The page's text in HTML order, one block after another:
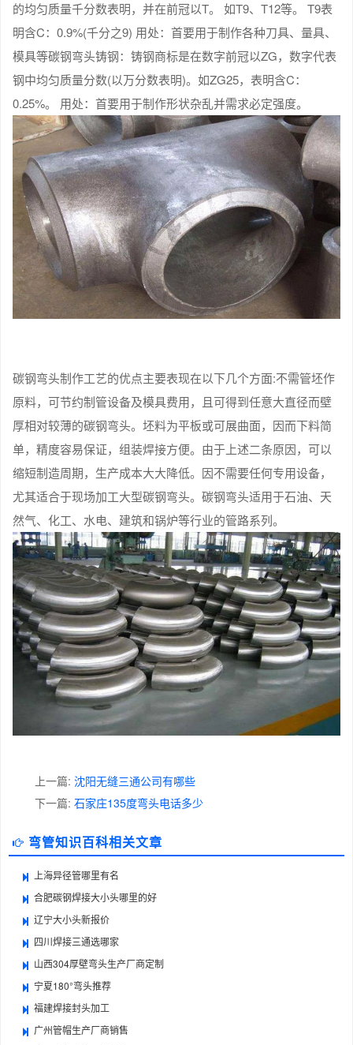
的均匀质量千分数表明，并在前冠以T。 如T9、T12等。 T9表
明含C：0.9%(千分之9) 用处：首要用于制作各种刀具、量具、
模具等碳钢弯头铸钢：铸钢商标是在数字前冠以ZG，数字代表
钢中均匀质量分数(以万分数表明)。如ZG25，表明含C：
0.25%。 用处：首要用于制作形状杂乱并需求必定强度。
碳钢弯头制作工艺的优点主要表现在以下几个方面:不需管坯作
原料，可节约制管设备及模具费用，且可得到任意大直径而壁
厚相对较薄的碳钢弯头。坯料为平板或可展曲面，因而下料简
单，精度容易保证，组装焊接方便。由于上述二条原因，可以
缩短制造周期，生产成本大大降低。因不需要任何专用设备，
尤其适合于现场加工大型碳钢弯头。碳钢弯头适用于石油、天
然气、化工、水电、建筑和锅炉等行业的管路系列。
上一篇: 沈阳无缝三通公司有哪些
下一篇: 石家庄135度弯头电话多少
弯管知识百科相关文章
上海异径管哪里有名
合肥碳钢焊接大小头哪里的好
辽宁大小头新报价
四川焊接三通选哪家
山西304厚壁弯头生产厂商定制
宁夏180°弯头推荐
福建焊接封头加工
广州管帽生产厂商销售